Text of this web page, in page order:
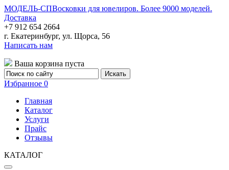
МОДЕЛЬ-СПВосковки для ювелиров. Более 9000 моделей.
Доставка
+7 912 654 2664
г. Екатеринбург, ул. Щорса, 56
Написать нам
Ваша корзина пуста
Избранное 0
Главная
Каталог
Услуги
Прайс
Отзывы
КАТАЛОГ